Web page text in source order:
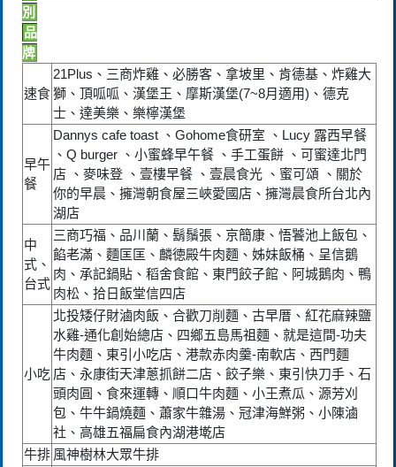
別
品
牌
速食
21Plus、三商炸雞、必勝客、拿坡里、肯德基、炸雞大
獅、頂呱呱、漢堡王、摩斯漢堡(7~8月適用)、德克
士、達美樂、樂檸漢堡
早午
餐
Dannys cafe toast 、Gohome食研室 、Lucy 露西早餐
、Q burger 、小蜜蜂早午餐 、手工蛋餅 、可蜜達北門
店 、麥味登 、壹樓早餐 、壹晨食光 、蜜可頌 、關於
你的早晨、擁灣朝食屋三峽愛國店、擁灣晨食所台北內
湖店
中
式、
台式
三商巧福、品川蘭、鬍鬚張、京簡康、悟饕池上飯包、
餡老滿、麵匡匡、麟徳殿牛肉麵、姊妹飯桶、呈信鵝
肉、承記鍋貼、稻舍食館、東門餃子館、阿城鵝肉、鴨
肉松、拾日飯堂信四店
小吃
北投矮仔財滷肉飯、合歡刀削麵、古早厝、紅花麻辣鹽
水雞-通化創始總店、四鄉五島馬祖麵、就是這間-功夫
牛肉麵、東引小吃店、港款赤肉羹-南軟店、西門麵
店、永康街天津蔥抓餅二店、餃子樂、東引快刀手、石
頭肉圓、食來運轉、順口牛肉麵、小王煮瓜、源芳刈
包、牛牛鍋燒麵、蕭家牛雜湯、冠津海鮮粥、小陳滷
社、高雄五福扁食內湖港墘店
牛排 風神樹林大眾牛排